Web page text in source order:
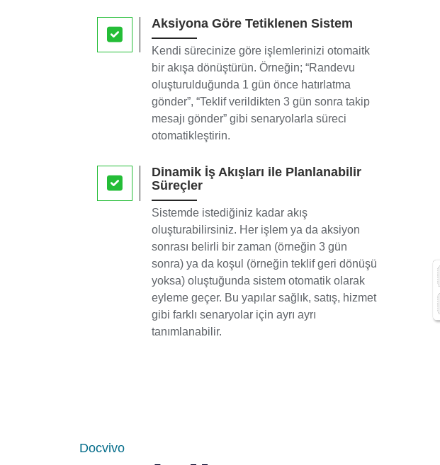
Aksiyona Göre Tetiklenen Sistem
Kendi sürecinize göre işlemlerinizi otomaitk
bir akışa dönüştürün. Örneğin; “Randevu
oluşturulduğunda 1 gün önce hatırlatma
gönder”, “Teklif verildikten 3 gün sonra takip
mesajı gönder” gibi senaryolarla süreci
otomatikleştirin.
Dinamik İş Akışları ile Planlanabilir
Süreçler
Sistemde istediğiniz kadar akış
oluşturabilirsiniz. Her işlem ya da aksiyon
sonrası belirli bir zaman (örneğin 3 gün
sonra) ya da koşul (örneğin teklif geri dönüşü
yoksa) oluştuğunda sistem otomatik olarak
eyleme geçer. Bu yapılar sağlık, satış, hizmet
gibi farklı senaryolar için ayrı ayrı
tanımlanabilir.
Docvivo